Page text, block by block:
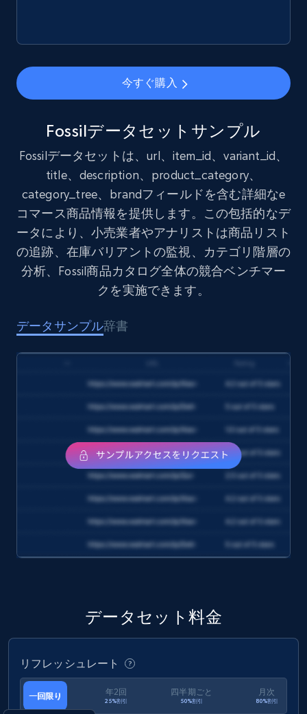
Amazon products search
price, Currency, Sold, and more.
eCommerce
1.6K+ 181+ 今すぐ購入
Target
URL, Product id, Title, Product description,
and more.
eCommerce
175+ 今すぐ購入
Amazon Walmart
URL, Title amazon, Seller name amazon, Brand
amazon, Currency amazon, Availability amazon,
132+ 今すぐ購入
Zara - Products
Category id, Product id, Product name, Price,
今すぐ購入
Fossilデータセットサンプル
Fossilデータセットは、url、item_id、variant_id、
title、description、product_category、
category_tree、brandフィールドを含む詳細なe
コマース商品情報を提供します。この包括的なデ
ータにより、小売業者やアナリストは商品リスト
の追跡、在庫バリアントの監視、カテゴリ階層の
分析、Fossil商品カタログ全体の競合ベンチマー
クを実施できます。
データサンプル辞書
データセット料金
リフレッシュレート
一回限り 年2回
25%割引
四半期ごと
50%割引
月次
80%割引